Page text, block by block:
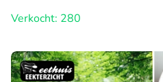
Verkocht: 280